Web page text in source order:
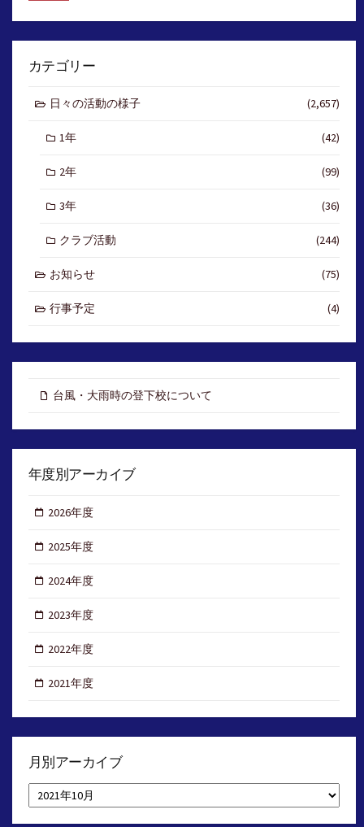
カテゴリー
日々の活動の様子 (2,657)
1年 (42)
2年 (99)
3年 (36)
クラブ活動 (244)
お知らせ (75)
行事予定 (4)
台風・大雨時の登下校について
年度別アーカイブ
2026年度
2025年度
2024年度
2023年度
2022年度
2021年度
月別アーカイブ
月
別